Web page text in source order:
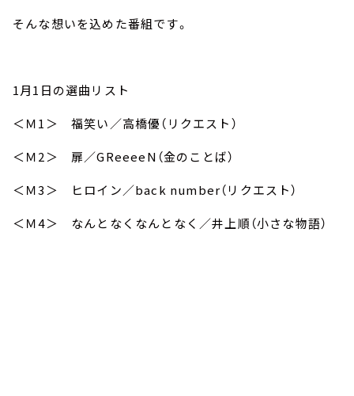
そんな想いを込めた番組です。
1月1日の選曲リスト
＜Ｍ1＞ 福笑い／高橋優（リクエスト）
＜Ｍ2＞ 扉／GReeeeN（金のことば）
＜Ｍ3＞ ヒロイン／back number（リクエスト）
＜Ｍ4＞ なんとなくなんとなく／井上順（小さな物語）